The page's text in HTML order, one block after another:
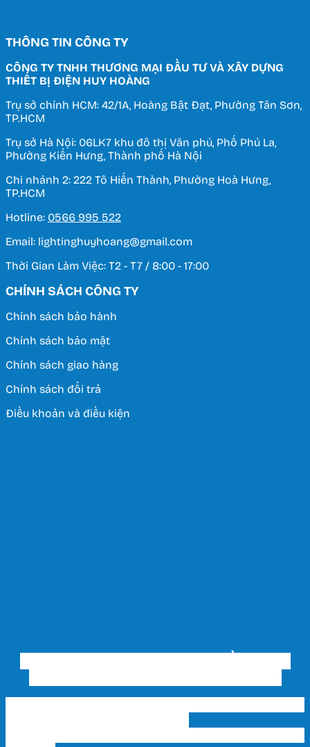
THÔNG TIN CÔNG TY
CÔNG TY TNHH THƯƠNG MẠI ĐẦU TƯ VÀ XÂY DỰNG
THIẾT BỊ ĐIỆN HUY HOÀNG
Trụ sở chính HCM: 42/1A, Hoàng Bật Đạt, Phường Tân Sơn,
TP.HCM
Trụ sở Hà Nội: 06LK7 khu đô thị Văn phú, Phố Phú La,
Phường Kiến Hưng, Thành phố Hà Nội
Chi nhánh 2: 222 Tô Hiến Thành, Phường Hoà Hưng,
TP.HCM
Hotline: 0566 995 522
Email: lightinghuyhoang@gmail.com
Thời Gian Làm Việc: T2 - T7 / 8:00 - 17:00
CHÍNH SÁCH CÔNG TY
Chính sách bảo hành
Chính sách bảo mật
Chính sách giao hàng
Chính sách đổi trả
Điều khoản và điều kiện